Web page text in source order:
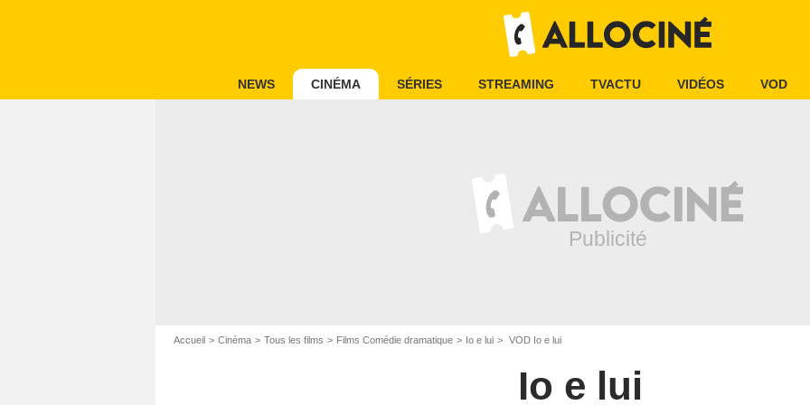
NEWS CINÉMA SÉRIES STREAMING TVACTU VIDÉOS VOD
Accueil Cinéma Tous les films Films Comédie dramatique Io e lui VOD Io e lui
Io e lui